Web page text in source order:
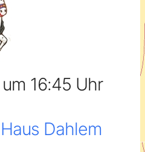
um 16:45 Uhr
Dahlem